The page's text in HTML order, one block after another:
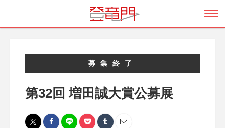
募集終了
第32回 増田誠大賞公募展